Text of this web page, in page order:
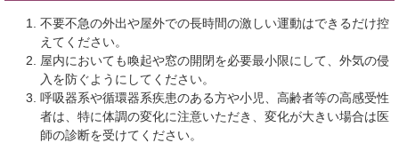
不要不急の外出や屋外での長時間の激しい運動はできるだけ控
えてください。
屋内においても喚起や窓の開閉を必要最小限にして、外気の侵
入を防ぐようにしてください。
呼吸器系や循環器系疾患のある方や小児、高齢者等の高感受性
者は、特に体調の変化に注意いただき、変化が大きい場合は医
師の診断を受けてください。